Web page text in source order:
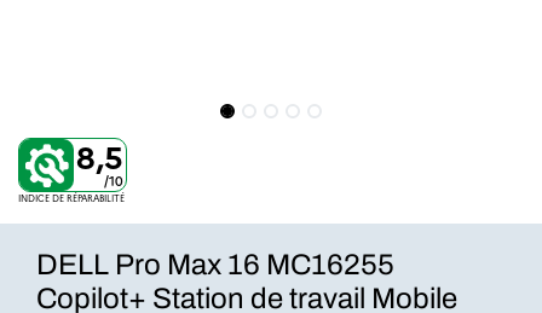
8,5
/10
INDICE DE RÉPARABILITÉ
DELL Pro Max 16 MC16255
Copilot+ Station de travail Mobile